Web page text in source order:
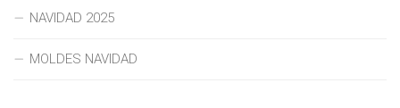
NAVIDAD 2025
MOLDES NAVIDAD